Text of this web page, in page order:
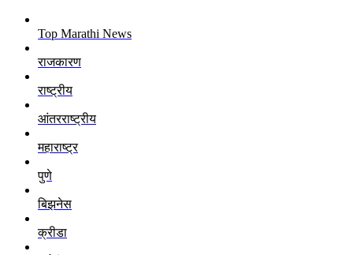
Top Marathi News
राजकारण
राष्ट्रीय
आंतरराष्ट्रीय
महाराष्ट्र
पुणे
बिझनेस
क्रीडा